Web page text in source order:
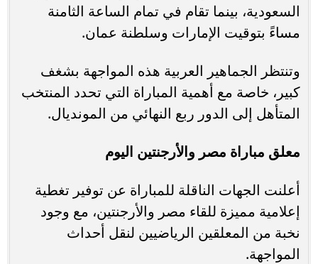
السعودية، بينما تقام في تمام الساعة الثامنة
مساءً بتوقيت الإمارات وسلطنة عمان.
وتنتظر الجماهير العربية هذه المواجهة بشغف
كبير، خاصة مع أهمية المباراة التي تحدد المنتخب
المتأهل إلى الدور ربع النهائي من المونديال.
معلق مباراة مصر والأرجنتين اليوم
أعلنت الجهات الناقلة للمباراة عن توفير تغطية
إعلامية مميزة للقاء مصر والأرجنتين، مع وجود
نخبة من المعلقين الرياضيين لنقل أحداث
المواجهة.